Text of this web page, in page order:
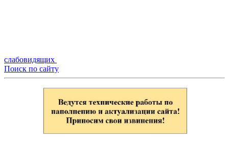
слабовидящих
Поиск по сайту